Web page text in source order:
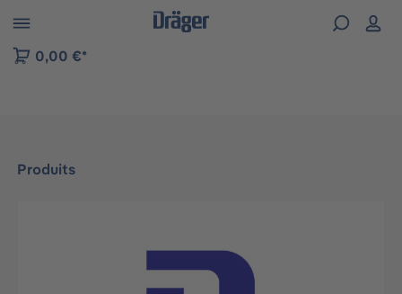
to B2B platform navigation
0,00 €*
Produits
Ignorer la galerie d'images